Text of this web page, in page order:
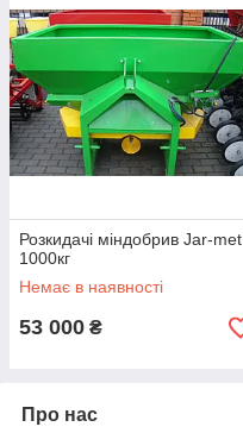
Розкидачі міндобрив Jar-met
1000кг
Немає в наявності
53 000 ₴
Про нас